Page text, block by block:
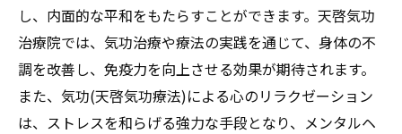
し、内面的な平和をもたらすことができます。天啓気功
治療院では、気功治療や療法の実践を通じて、身体の不
調を改善し、免疫力を向上させる効果が期待されます。
また、気功(天啓気功療法)による心のリラクゼーション
は、ストレスを和らげる強力な手段となり、メンタルヘ